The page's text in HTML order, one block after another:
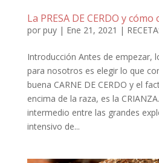
La PRESA DE CERDO y cómo
por puy| Ene 21, 2021 |
Introducción Antes de empezar,
para nosotros es elegir lo que
buena CARNE DE CERDO y el
encima de la raza, es la
intermedio entre las grandes
intensivo de...